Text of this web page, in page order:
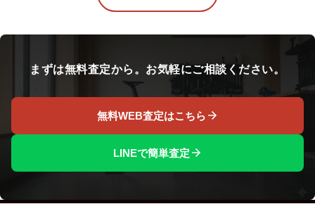
まずは無料査定から。お気軽にご相談ください。
無料WEB査定はこちら
LINEで簡単査定